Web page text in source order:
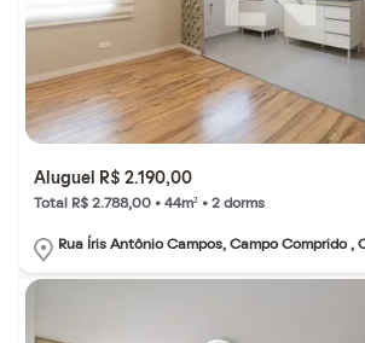
Aluguel R$ 2.190,00
Total R$ 2.788,00 • 44m² • 2 dorms
Rua Íris Antônio Campos, Campo Comprido ,